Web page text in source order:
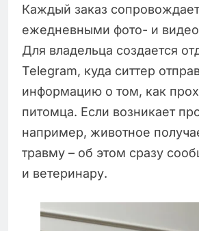
Каждый заказ
ежедневными фото- и
Для владельца создается
Telegram, куда ситтер
информацию о том, как
питомца. Если возникает
например, животное
травму – об этом сразу
и ветеринару.